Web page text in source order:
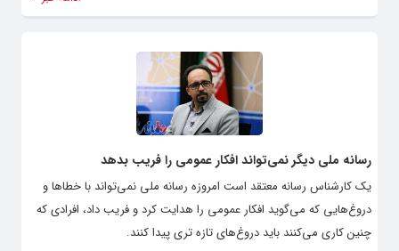
رسانه ملی دیگر نمی‌تواند افکار عمومی را فریب بدهد
یک کارشناس رسانه معتقد است امروزه رسانه ملی نمی‌تواند با خطاها و
دروغ‌هایی که می‌گوید افکار عمومی را هدایت کرد و فریب داد، افرادی که
چنین کاری می‌کنند باید دروغ‌های تازه تری پیدا کنند.